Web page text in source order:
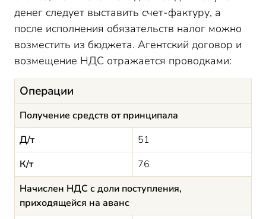
денег следует выставить счет-фактуру, а
после исполнения обязательств налог можно
возместить из бюджета. Агентский договор и
возмещение НДС отражается проводками:
Операции
Получение средств от принципала
Д/т
51
К/т
76
Начислен НДС с доли поступления,
приходящейся на аванс